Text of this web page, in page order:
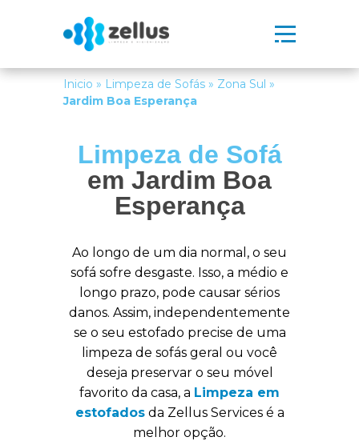
Inicio » Limpeza de Sofás » Zona Sul »
Jardim Boa Esperança
Limpeza de Sofá
em Jardim Boa
Esperança
Ao longo de um dia normal, o seu
sofá sofre desgaste. Isso, a médio e
longo prazo, pode causar sérios
danos. Assim, independentemente
se o seu estofado precise de uma
limpeza de sofás geral ou você
deseja preservar o seu móvel
favorito da casa, a Limpeza em
estofadosda Zellus Services é a
melhor opção.